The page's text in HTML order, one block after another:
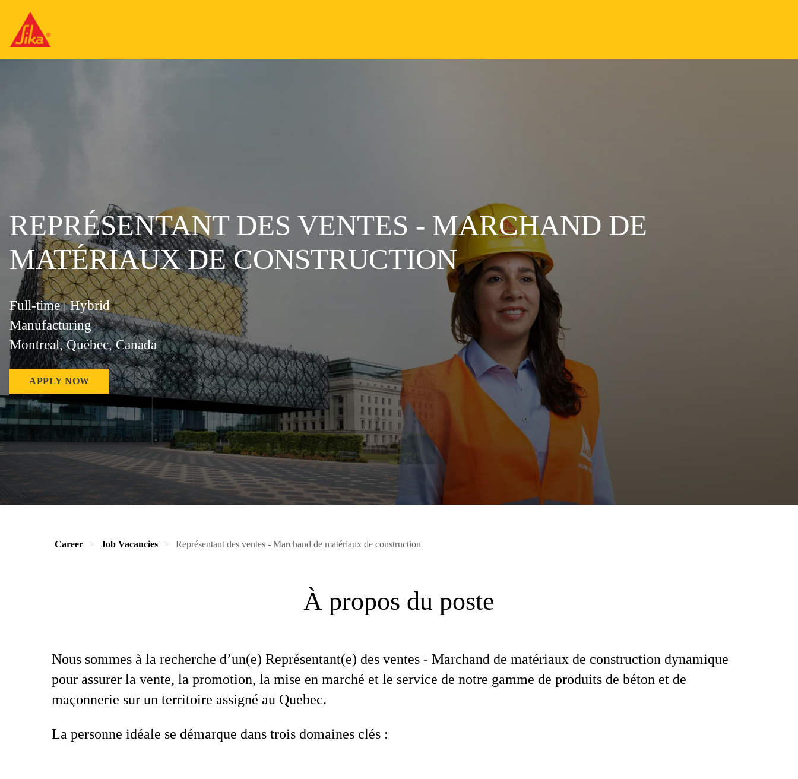
REPRÉSENTANT DES VENTES - MARCHAND DE
MATÉRIAUX DE CONSTRUCTION
Full-time | Hybrid
Manufacturing
Montreal, Québec, Canada
APPLY NOW
Career Job Vacancies Représentant des ventes - Marchand de matériaux de construction
À propos du poste
Nous sommes à la recherche d’un(e) Représentant(e) des ventes - Marchand de matériaux de construction dynamique
pour assurer la vente, la promotion, la mise en marché et le service de notre gamme de produits de béton et de
maçonnerie sur un territoire assigné au Quebec.
La personne idéale se démarque dans trois domaines clés :